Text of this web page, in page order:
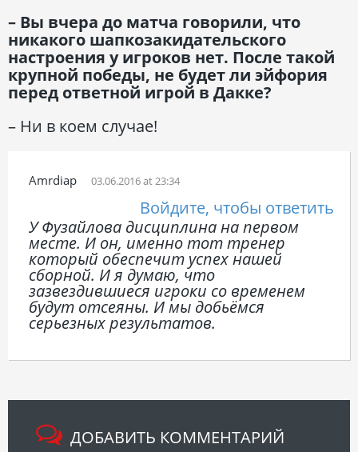
– Вы вчера до матча говорили, что
никакого шапкозакидательского
настроения у игроков нет. После такой
крупной победы, не будет ли эйфория
перед ответной игрой в Дакке?
– Ни в коем случае!
Amrdiap 03.06.2016 at 23:34
Войдите, чтобы ответить
У Фузайлова дисциплина на первом
месте. И он, именно тот тренер
который обеспечит успех нашей
сборной. И я думаю, что
зазвездившиеся игроки со временем
будут отсеяны. И мы добьёмся
серьезных результатов.
ДОБАВИТЬ КОММЕНТАРИЙ